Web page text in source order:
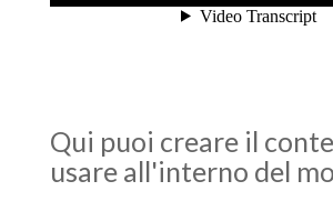
Qui puoi creare il
usare all'interno del